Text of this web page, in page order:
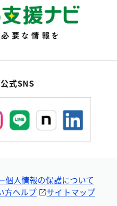
式SNS
個人情報の保護について
方ヘルプ サイトマップ